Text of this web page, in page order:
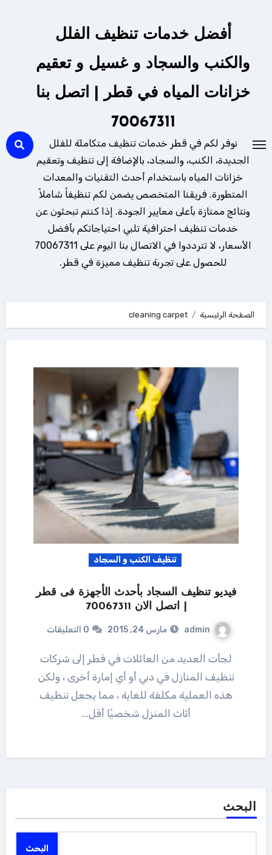
أفضل خدمات تنظيف الفلل
والكنب والسجاد و غسيل و تعقيم
خزانات المياه في قطر | اتصل بنا
70067311
نوفر لكم في قطر خدمات تنظيف متكاملة للفلل
الجديدة، الكنب، والسجاد، بالإضافة إلى تنظيف وتعقيم
خزانات المياه باستخدام أحدث التقنيات والمعدات
المتطورة. فريقنا المتخصص يضمن لكم تنظيفاً شاملاً
ونتائج ممتازة بأعلى معايير الجودة. إذا كنتم تبحثون عن
خدمات تنظيف احترافية تلبي احتياجاتكم بأفضل
الأسعار، لا تترددوا في الاتصال بنا اليوم على 70067311
للحصول على تجربة تنظيف مميزة في قطر.
الصفحة الرئيسية cleaning carpet
تنظيف الكنب و السجاد
فيديو تنظيف السجاد بأحدث الأجهزة فى قطر
| اتصل الان 70067311
admin مارس 24, 2015 0 التعليقات
لجأت العديد من العائلات في قطر إلى شركات
تنظيف المنازل في دبي أو أي إمارة أخرى ، ولكن
هذه العملية مكلفة للغاية ، مما يجعل تنظيف
أثاث المنزل شخصيًا أقل…
البحث
البحث